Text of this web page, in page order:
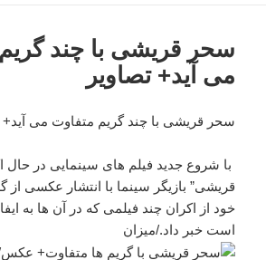
سحر قریشی با چند
می آید+ تصاویر
سحر قریشی با چند گریم متفاوت می آید+
با شروع جدید فیلم های سینمایی در حال
قریشی” بازیگر سینما با انتشار عکسی از
خود از اکران چند فیلمی که در آن ها به
است خبر داد./میزان